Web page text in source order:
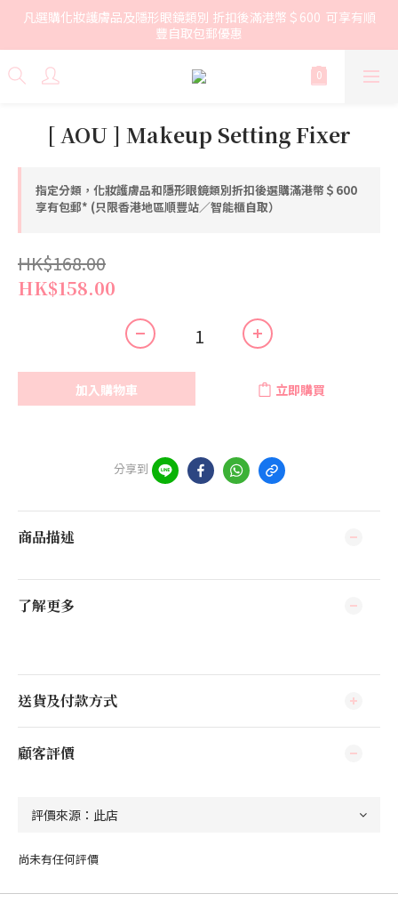
凡選購化妝護膚品及隱形眼鏡類別 折扣後滿港幣＄600  可享有順
豐自取包郵優惠
[ AOU ] Makeup Setting Fixer
指定分類，化妝護膚品和隱形眼鏡類別折扣後選購滿港幣＄600
享有包郵* (只限香港地區順豐站／智能櫃自取）
HK$168.00
HK$158.00
加入購物車 立即購買
分享到
商品描述
了解更多
送貨及付款方式
顧客評價
尚未有任何評價